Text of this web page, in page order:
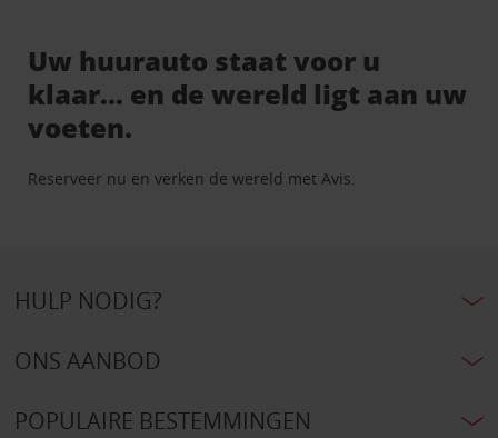
Uw huurauto staat voor u
klaar… en de wereld ligt aan uw
voeten.
Reserveer nu en verken de wereld met Avis.
HULP NODIG?
ONS AANBOD
POPULAIRE BESTEMMINGEN